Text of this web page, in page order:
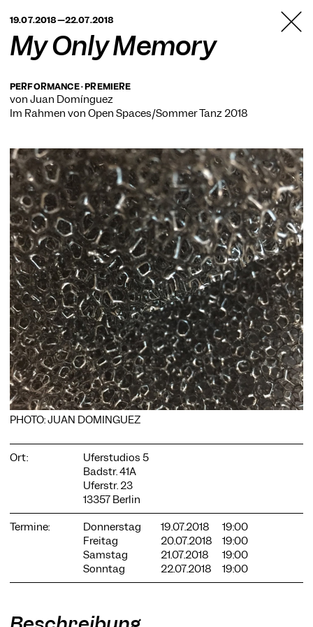
BERLIN
19.07.2018—22.07.2018
My Only Memory
PERFORMANCE · PREMIERE
von Juan Domínguez
Im Rahmen von Open Spaces/Sommer Tanz 2018
PHOTO: JUAN DOMINGUEZ
Ort:
Uferstudios 5
Badstr. 41A
Uferstr. 23
13357 Berlin
Termine:
Donnerstag 19.07.2018
19:00
Freitag
20.07.2018
19:00
Samstag
21.07.2018
19:00
Sonntag
22.07.2018 19:00
COOKIE-EINSTELLUNGEN
Wir verwenden Cookies und Inhalte externer Anbieter auf
unserer Website. Notwendige Cookies sind essenziell, damit
jederzeit widerrufen. Bitte besuchen Sie unsere
Datenschutzerklärung für weitere Informationen. Unten
können Sie auswählen, welche Technologien Sie zulassen
Notwendige Cookies
Externe Medien
Statistiken